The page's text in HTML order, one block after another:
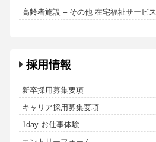
高齢者施設 – その他 在宅福祉サービス
採用情報
新卒採用募集要項
キャリア採用募集要項
1day お仕事体験